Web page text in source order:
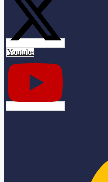
Youtube